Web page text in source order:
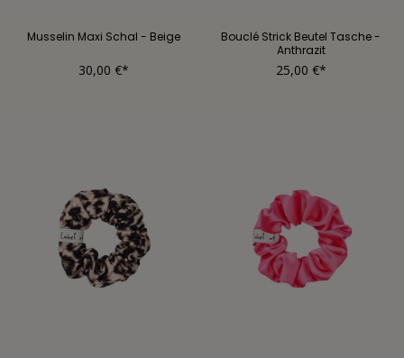
Musselin Maxi Schal - Beige
30,00 €*
Bouclé Strick Beutel Tasche -
Anthrazit
25,00 €*